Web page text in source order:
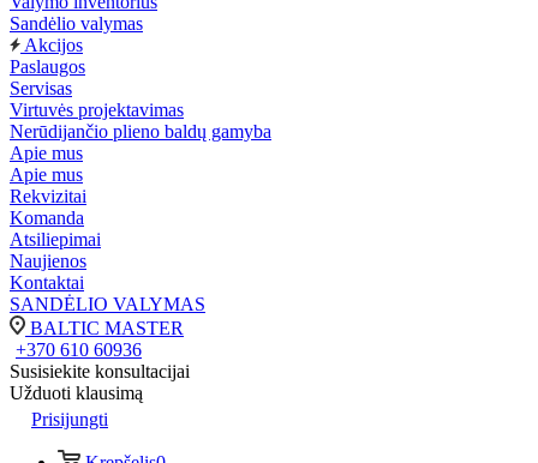
Sandėlio valymas
Akcijos
Paslaugos
Servisas
Virtuvės projektavimas
Nerūdijančio plieno baldų gamyba
Apie mus
Apie mus
Rekvizitai
Komanda
Atsiliepimai
Naujienos
Kontaktai
SANDĖLIO VALYMAS
BALTIC MASTER
+370 610 60936
Susisiekite konsultacijai
Užduoti klausimą
Prisijungti